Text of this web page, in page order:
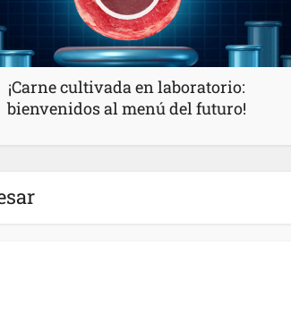
¡Carne cultivada en laboratorio:
bienvenidos al menú del futuro!